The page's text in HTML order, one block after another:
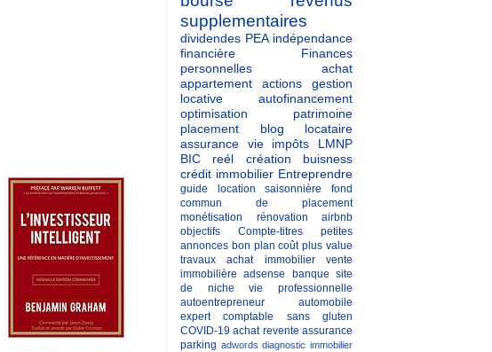
supplementaires
dividendes PEA indépendance
financière
Finances
personnelles
achat
appartement
actions
gestion
locative
autofinancement
optimisation patrimoine
placement
blog
locataire
assurance vie
impôts
LMNP
BIC reél
création buisness
crédit immobilier Entreprendre
guide location saisonnière
fond
commun de placement
monétisation
rénovation
airbnb
objectifs
Compte-titres
petites
annonces bon plan coût plus value
travaux
achat immobilier
vente
immobilière adsense banque site
de niche
vie professionnelle
autoentrepreneur
automobile
expert comptable
sans gluten
COVID-19 achat revente assurance
parking adwords diagnostic immobilier